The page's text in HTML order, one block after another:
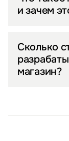
и зачем
Сколько
магазин?